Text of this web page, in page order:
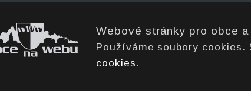
Webové stránky pro obce
Používáme soubory
cookies .